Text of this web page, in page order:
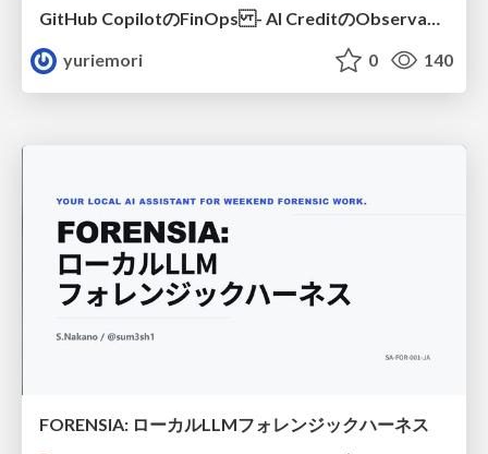
yuriemori
0 140
FORENSIA: ローカルLLMフォレンジックハーネス